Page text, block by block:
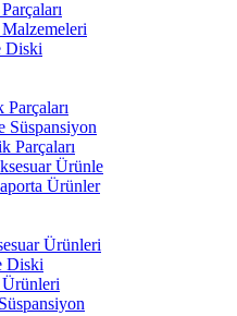
Diski
Süspansiyon
Parçaları
Ürünle
Ürünler
Ürünleri
Diski
Ürünleri